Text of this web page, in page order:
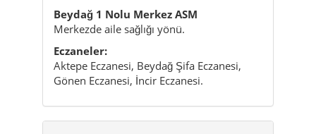
Beydağ 1 Nolu Merkez ASM
Merkezde aile sağlığı yönü.
Eczaneler:
Aktepe Eczanesi, Beydağ Şifa Eczanesi,
Gönen Eczanesi, İncir Eczanesi.